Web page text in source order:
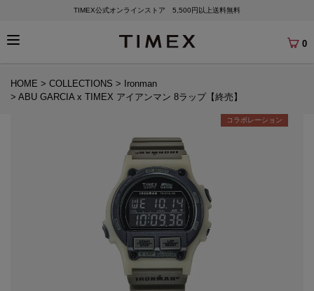
TIMEX公式オンラインストア 5,500円以上送料無料
0
HOME COLLECTIONS
Ironman
ABU GARCIA x TIMEX アイアンマン 8ラップ【終売】
コラボレーション